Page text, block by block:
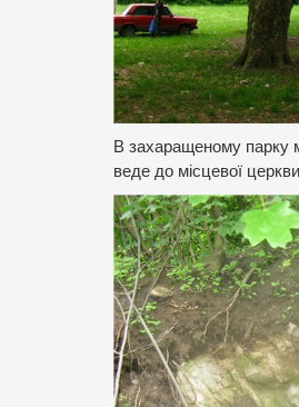
В захаращеному парку
веде до місцевої